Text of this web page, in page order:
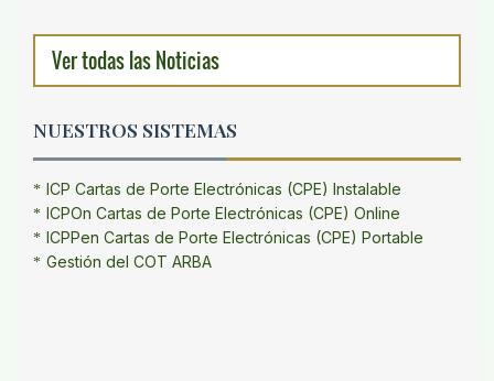
Ver todas las Noticias
NUESTROS SISTEMAS
ICP Cartas de Porte Electrónicas (CPE) Instalable
ICPOn Cartas de Porte Electrónicas (CPE) Online
ICPPen Cartas de Porte Electrónicas (CPE) Portable
Gestión del COT ARBA